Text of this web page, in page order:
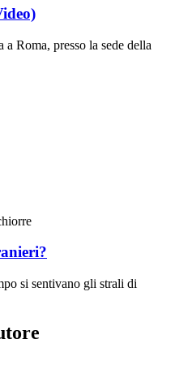
a Roma, presso la sede della
si sentivano gli strali di